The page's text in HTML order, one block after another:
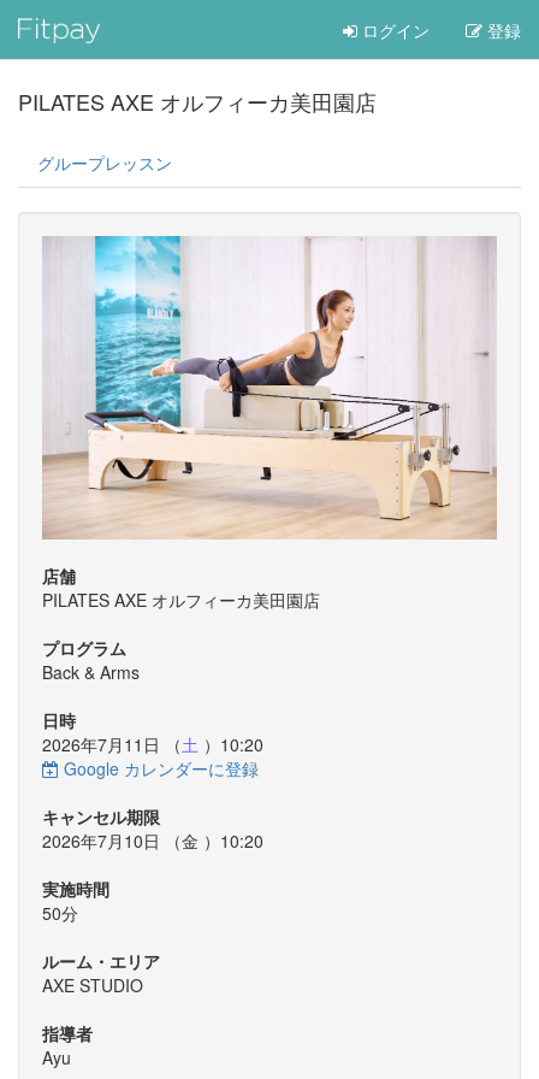
ログイン 登録
PILATES AXE オルフィーカ美田園店
グループレッスン
店舗
PILATES AXE オルフィーカ美田園店
プログラム
Back & Arms
日時
2026年7月11日 （土 ）10:20
Google カレンダーに登録
キャンセル期限
2026年7月10日 （金 ）10:20
実施時間
50分
ルーム・エリア
AXE STUDIO
指導者
Ayu